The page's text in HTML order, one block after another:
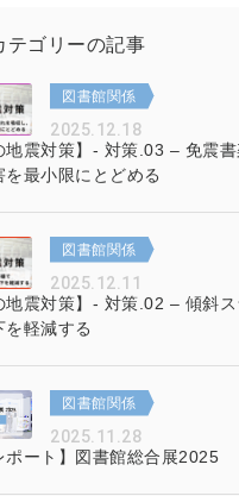
テゴリーの記事
図書館関係
2025.12.18
地震対策】- 対策.03 – 免震
を最小限にとどめる
図書館関係
2025.12.11
地震対策】- 対策.02 – 傾斜
を軽減する
図書館関係
2025.11.28
ポート】図書館総合展2025